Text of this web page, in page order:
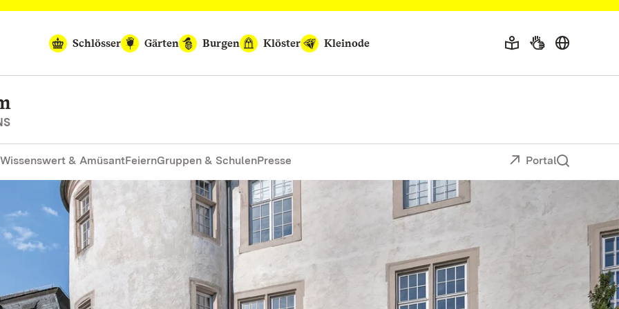
Schlösser
Gärten Burgen Klöster Kleinode
Wissenswert & AmüsantFeiernGruppen & SchulenPresse Portal